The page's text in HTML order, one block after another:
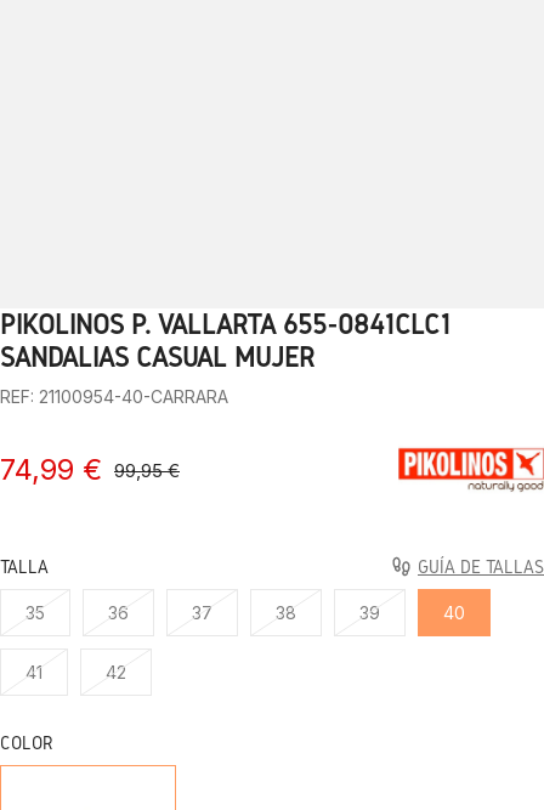
1 2 3 4 5 6 7 8 9
PIKOLINOS P. VALLARTA 655-0841CLC1
SANDALIAS CASUAL MUJER
REF: 21100954-40-CARRARA
74,99 € 99,95 €
TALLA GUÍA DE TALLAS
35 36 37 38 39 40
41 42
COLOR